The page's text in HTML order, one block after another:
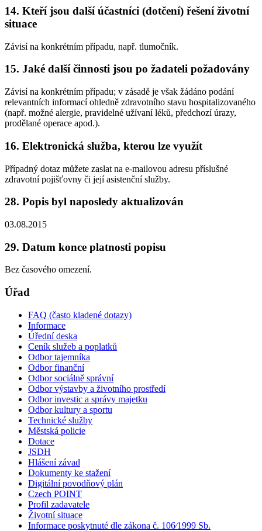
14. Kteří jsou další účastníci (dotčení) řešení životní
situace
Závisí na konkrétním případu, např. tlumočník.
15. Jaké další činnosti jsou po žadateli požadovány
Závisí na konkrétním případu; v zásadě je však žádáno podání
relevantních informací ohledně zdravotního stavu hospitalizovaného
(např. možné alergie, pravidelné užívaní léků, předchozí úrazy,
prodělané operace apod.).
16. Elektronická služba, kterou lze využít
Případný dotaz můžete zaslat na e-mailovou adresu příslušné
zdravotní pojišťovny či její asistenční služby.
28. Popis byl naposledy aktualizován
03.08.2015
29. Datum konce platnosti popisu
Bez časového omezení.
Úřad
FAQ (často kladené dotazy)
Informace
Úřední deska
Ceník služeb a poplatků
Odbor tajemníka
Odbor finanční
Odbor sociálně správní
Odbor výstavby a životního prostředí
Odbor investic a správy majetku
Odbor kultury a sportu
Technické služby
Městská policie
Dotace
JSDH
Hlášení závad
Dokumenty ke stažení
Digitální povodňový plán
Czech POINT
Profil zadavatele
Životní situace
Informace poskytnuté dle zákona č. 106⁄1999 Sb.